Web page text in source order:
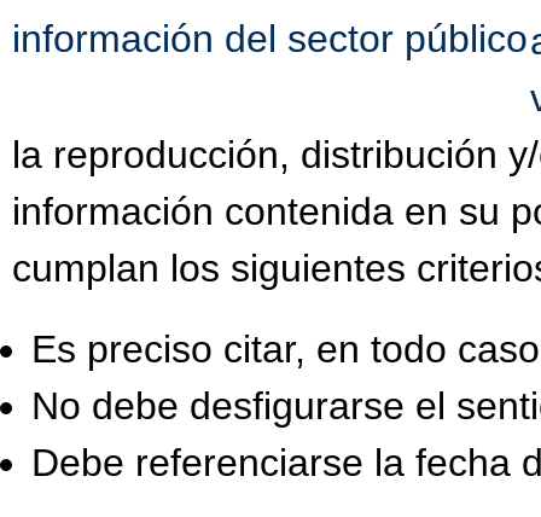
información del sector público
la reproducción, distribución
información contenida en su
cumplan los siguientes
Es preciso citar, en todo
No debe desfigurarse el
Debe referenciarse la fecha